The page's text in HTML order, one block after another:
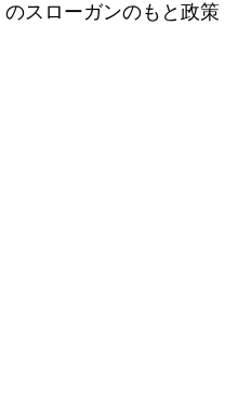
のスローガンのもと政策